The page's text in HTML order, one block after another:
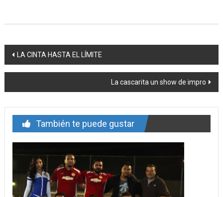
Navegación
de
entrada
LA CINTA HASTA EL LÍMITE
La cascarita un show de impro
También te puede gustar